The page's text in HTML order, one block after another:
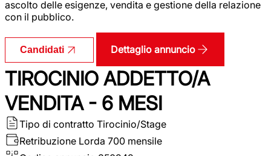
ascolto delle esigenze, vendita e gestione della relazione
con il pubblico.
Candidati Dettaglio annuncio
TIROCINIO ADDETTO/A
VENDITA - 6 MESI
Tipo di contratto Tirocinio/Stage
Retribuzione Lorda 700 mensile